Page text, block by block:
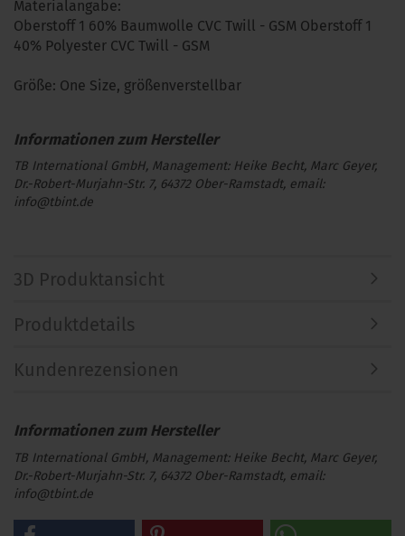
Materialangabe:
Oberstoff 1 60% Baumwolle CVC Twill - GSM Oberstoff 1
40% Polyester CVC Twill - GSM
Größe: One Size, größenverstellbar
TB International GmbH, Management: Heike Becht, Marc Geyer,
Dr.-Robert-Murjahn-Str. 7, 64372 Ober-Ramstadt, email:
info@tbint.de
3D Produktansicht
Produktdetails
Kundenrezensionen
TB International GmbH, Management: Heike Becht, Marc Geyer,
Dr.-Robert-Murjahn-Str. 7, 64372 Ober-Ramstadt, email:
info@tbint.de